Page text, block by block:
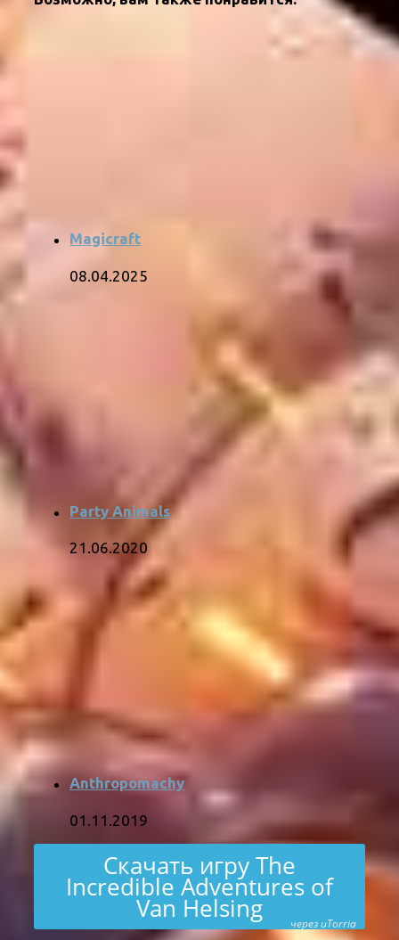
Magicraft
08.04.2025
Party Animals
21.06.2020
Anthropomachy
01.11.2019
Скачать игру The
Incredible Adventures of
Van Helsing через uTorria